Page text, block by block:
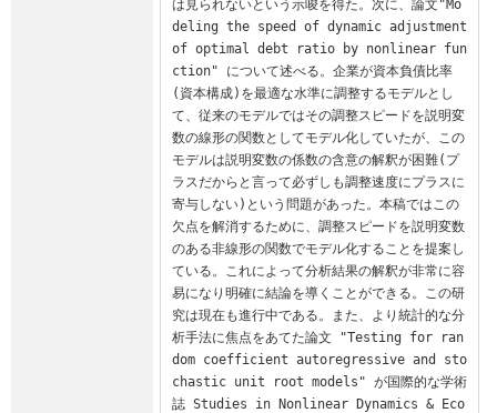
は見られないという示唆を得た。次に、論文"Mo
deling the speed of dynamic adjustment
of optimal debt ratio by nonlinear fun
ction" について述べる。企業が資本負債比率
(資本構成)を最適な水準に調整するモデルとし
て、従来のモデルではその調整スピードを説明変
数の線形の関数としてモデル化していたが、この
モデルは説明変数の係数の含意の解釈が困難(プ
ラスだからと言って必ずしも調整速度にプラスに
寄与しない)という問題があった。本稿ではこの
欠点を解消するために、調整スピードを説明変数
のある非線形の関数でモデル化することを提案し
ている。これによって分析結果の解釈が非常に容
易になり明確に結論を導くことができる。この研
究は現在も進行中である。また、より統計的な分
析手法に焦点をあてた論文 "Testing for ran
dom coefficient autoregressive and sto
chastic unit root models" が国際的な学術
誌 Studies in Nonlinear Dynamics & Eco